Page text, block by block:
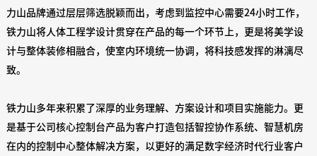
力山品牌通过层层筛选脱颖而出，考虑到监控中心需要24小时工作，
铁力山将人体工程学设计贯穿在产品的每一个环节上，更是将美学设
计与整体装修相融合，使室内环境统一协调，将科技感发挥的淋漓尽
致。
铁力山多年来积累了深厚的业务理解、方案设计和项目实施能力。更
是基于公司核心控制台产品为客户打造包括智控协作系统、智慧机房
在内的控制中心整体解决方案，以更好的满足数字经济时代行业客户